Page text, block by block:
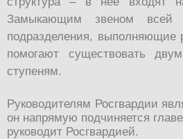
Замыкающим звеном всей
подразделения, выполняющие
помогают существовать
ступеням.
Руководителям Росгвардии
он напрямую подчиняется
руководит Росгвардией.